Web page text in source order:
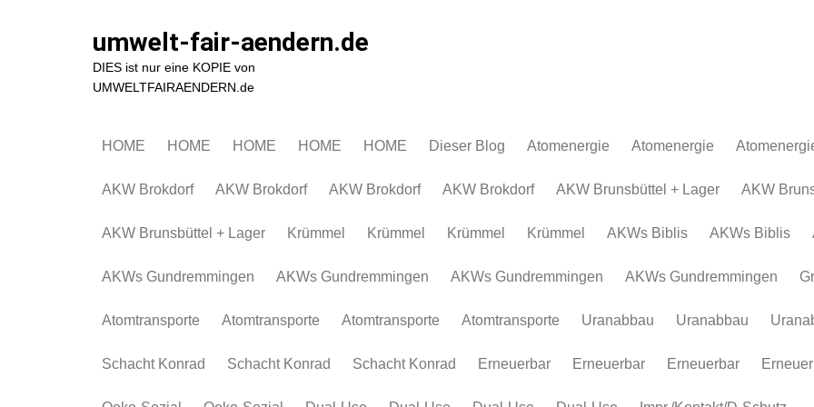
umwelt-fair-aendern.de
DIES ist nur eine KOPIE von
UMWELTFAIRAENDERN.de
HOME HOME HOME HOME HOME Dieser Blog Atomenergie
Atomkraftwerke
AKW
Krümmel
AKWs Biblis
Atomenergie
Atomkraftwerke
Atommüll
Rohstoffe und Konflikte
Atommüll
Rohstoffe
AKW Brokdorf AKW Brokdorf AKW Brokdorf AKW Brokdorf AKW Brunsbüttel + Lager AKW
AKW Brunsbüttel + Lager Krümmel Krümmel Krümmel Krümmel AKWs Biblis AKWs Biblis
AKWs Gundremmingen AKWs Gundremmingen AKWs Gundremmingen AKWs Gundremmingen
Atomtransporte Atomtransporte Atomtransporte Atomtransporte Uranabbau Uranabbau
Schacht Konrad Schacht Konrad Schacht Konrad Erneuerbar Erneuerbar Erneuerbar